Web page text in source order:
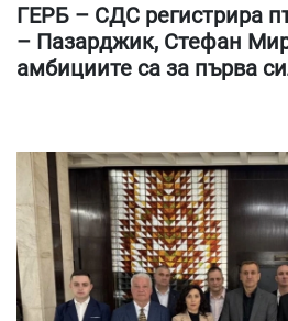
ГЕРБ – СДС регистрира
– Пазарджик, Стефан
амбициите са за първа